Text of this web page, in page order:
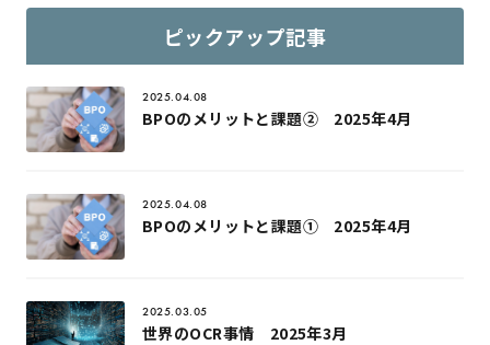
ピックアップ記事
2025.04.08
BPOのメリットと課題② 2025年4月
2025.04.08
BPOのメリットと課題① 2025年4月
2025.03.05
世界のOCR事情 2025年3月